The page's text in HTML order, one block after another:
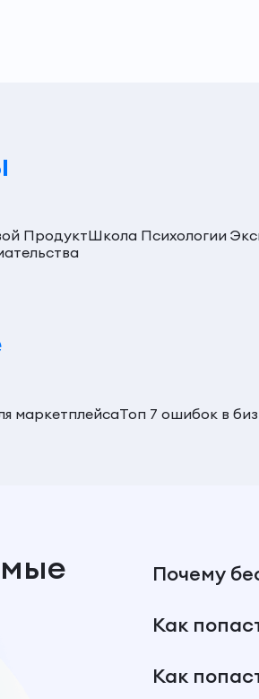
ПродуктШкола Психологии
маркетплейсаТоп 7 ошибок в
Почему
Как
Как